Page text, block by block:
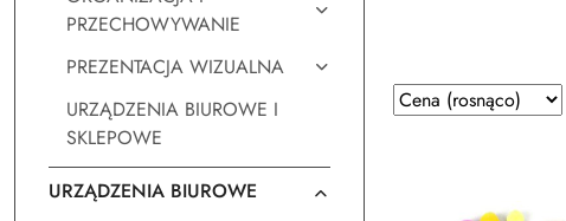
PRZECHOWYWANIE
PREZENTACJA WIZUALNA
URZĄDZENIA BIUROWE I
SKLEPOWE
URZĄDZENIA BIUROWE
Zastosowano
sortowanie:
Sortuj
według